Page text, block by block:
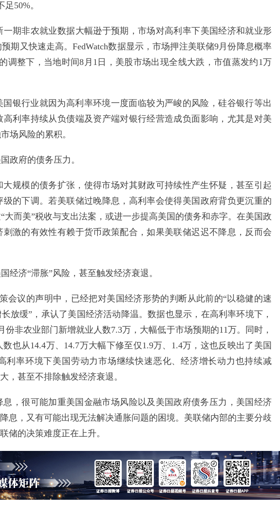
50%。
非农就业数据大幅逊于预期，市场对高利率下美国经济和就业形
期又快速走高。FedWatch数据显示，市场押注美联储9月份降息概率
调整下，当地时间8月1日，美股市场出现全线大跌，市值蒸发约1万
银行业就因为高利率环境一度面临较为严峻的风险，硅谷银行等出
利率持续从负债端及资产端对银行经营造成负面影响，尤其是对美
场风险的累积。
府的债务压力。
模的债务扩张，使得市场对其财政可持续性产生怀疑，甚至引起
的下调。若美联储过晚降息，高利率会使得美国政府背负更沉重的
而美”税收与支出法案，或进一步提高美国的债务和赤字。在美国政
激的有效性有赖于货币政策配合，如果美联储迟迟不降息，反而会
济“滞胀”风险，甚至触发经济衰退。
议的声明中，已经把对美国经济形势的判断从此前的“以稳健的速
放缓”，承认了美国经济活动降温。数据也显示，在高利率环境下，
非农业部门新增就业人数7.3万，大幅低于市场预期的11万。同时，
也从14.4万、14.7万大幅下修至仅1.9万、1.4万，这也反映出了美国
利率环境下美国劳动力市场继续快速恶化、经济增长动力也持续减
，甚至不排除触发经济衰退。
很可能加重美国金融市场风险以及美国政府债务压力，美国经济
息，又有可能出现无法解决通胀问题的困境。美联储内部的主要分歧
储的决策难度正在上升。